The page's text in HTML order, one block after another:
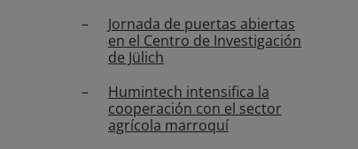
Jornada de puertas abiertas
en el Centro de Investigación
de Jülich
Humintech intensifica la
cooperación con el sector
agrícola marroquí